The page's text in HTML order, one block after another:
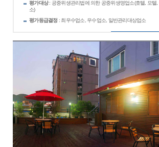
평가대상 : 공중위생관리법에 의한 공중위생영업소(호텔, 모텔
소)
평가등급결정 : 최우수업소, 우수업소, 일반관리대상업소